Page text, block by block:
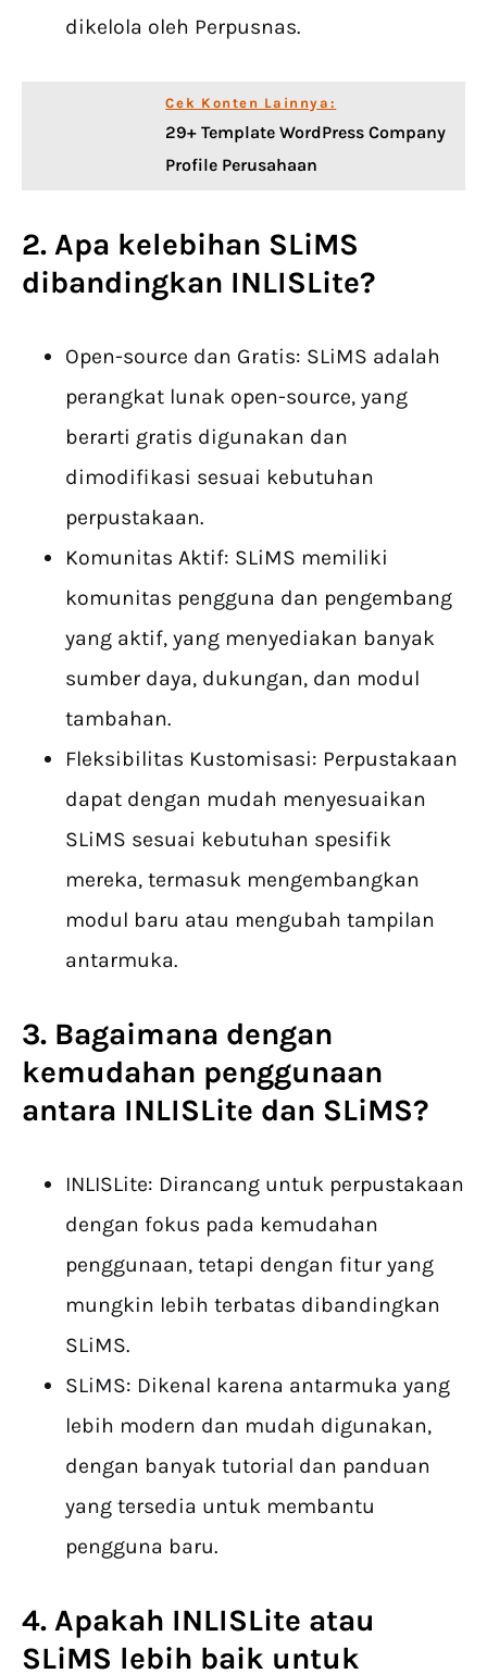
dikelola oleh Perpusnas.
Cek Konten Lainnya:
29+ Template WordPress Company
Profile Perusahaan
2. Apa kelebihan SLiMS
dibandingkan INLISLite?
Open-source dan Gratis: SLiMS adalah
perangkat lunak open-source, yang
berarti gratis digunakan dan
dimodifikasi sesuai kebutuhan
perpustakaan.
Komunitas Aktif: SLiMS memiliki
komunitas pengguna dan pengembang
yang aktif, yang menyediakan banyak
sumber daya, dukungan, dan modul
tambahan.
Fleksibilitas Kustomisasi: Perpustakaan
dapat dengan mudah menyesuaikan
SLiMS sesuai kebutuhan spesifik
mereka, termasuk mengembangkan
modul baru atau mengubah tampilan
antarmuka.
3. Bagaimana dengan
kemudahan penggunaan
antara INLISLite dan SLiMS?
INLISLite: Dirancang untuk perpustakaan
dengan fokus pada kemudahan
penggunaan, tetapi dengan fitur yang
mungkin lebih terbatas dibandingkan
SLiMS.
SLiMS: Dikenal karena antarmuka yang
lebih modern dan mudah digunakan,
dengan banyak tutorial dan panduan
yang tersedia untuk membantu
pengguna baru.
4. Apakah INLISLite atau
SLiMS lebih baik untuk